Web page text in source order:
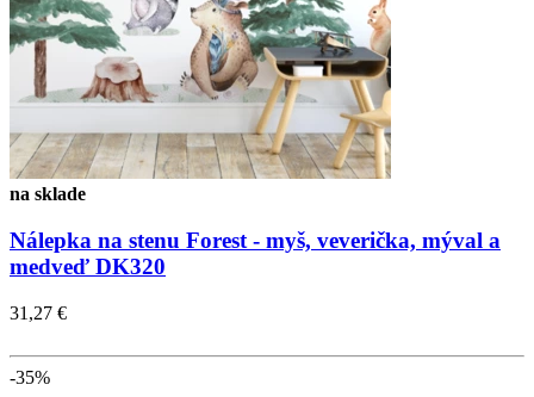
na sklade
Nálepka na stenu Forest - myš, veverička, mýval a
medveď DK320
31,27 €
-35%